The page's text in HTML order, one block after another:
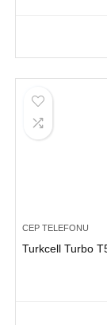
CEP TELEFONU
Turkcell Turbo